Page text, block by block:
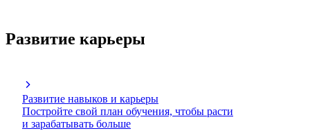
Развитие карьеры
Развитие навыков и карьеры
Постройте свой план обучения, чтобы расти
и зарабатывать больше